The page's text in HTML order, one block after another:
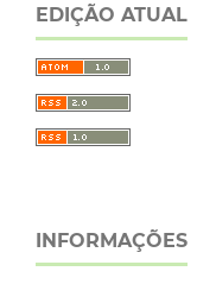
EDIÇÃO ATUAL
INFORMAÇÕES